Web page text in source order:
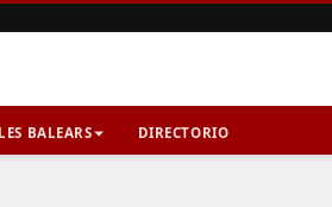
BALEARS DIRECTORIO